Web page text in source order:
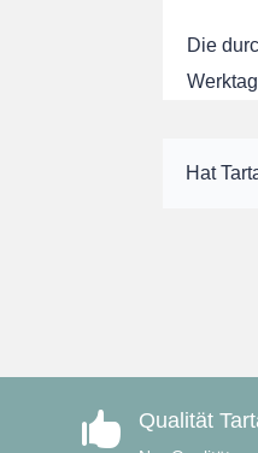
Die
Hat
 Qualität